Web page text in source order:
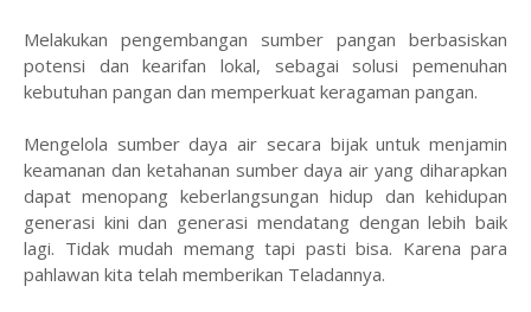
Melakukan pengembangan sumber pangan berbasiskan
potensi dan kearifan lokal, sebagai solusi pemenuhan
kebutuhan pangan dan memperkuat keragaman pangan.
Mengelola sumber daya air secara bijak untuk menjamin
keamanan dan ketahanan sumber daya air yang diharapkan
dapat menopang keberlangsungan hidup dan kehidupan
generasi kini dan generasi mendatang dengan lebih baik
lagi. Tidak mudah memang tapi pasti bisa. Karena para
pahlawan kita telah memberikan Teladannya.